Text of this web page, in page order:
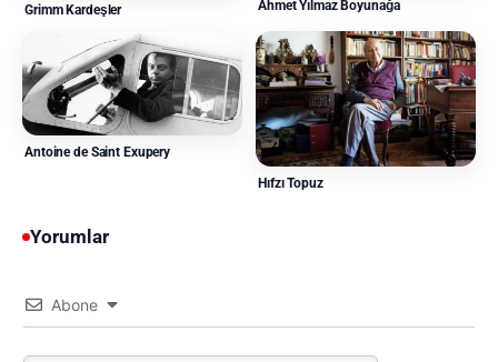
Grimm Kardeşler Ahmet Yılmaz Boyunağa
Antoine de Saint Exupery
Hıfzı Topuz
Yorumlar
Abone